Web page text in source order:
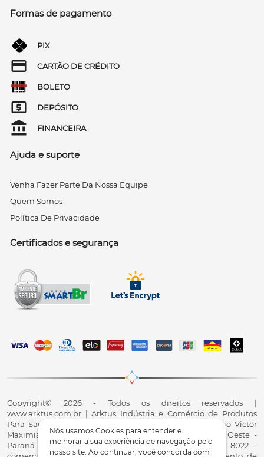
Nós usamos Cookies para entender e
melhorar a sua experiência de navegação pelo
nosso site. Ao continuar, você concorda com
Formas de pagamento
PIX
CARTÃO DE CRÉDITO
BOLETO
DEPÓSITO
FINANCEIRA
Ajuda e suporte
Venha Fazer Parte Da Nossa Equipe
Quem Somos
Política De Privacidade
Certificados e segurança
Copyright© 2026 - Todos os direitos reservados |
www.arktus.com.br | Arktus Indústria e Comércio de Produtos
Para Saúde Ltda | CNPJ: 01.417.367/0001-78 | R. Antônio Victor
Maximiano, 107, Parque Industrial II, Santa Tereza do Oeste -
Paraná - CEP 85825-900 - Fale conosco: 0800 200 8022 -